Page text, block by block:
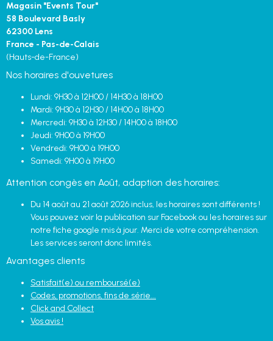
Magasin "Events Tour"
58 Boulevard Basly
62300 Lens
France - Pas-de-Calais
(Hauts-de-France)
Nos horaires d'ouvetures
Lundi: 9H30 à 12H00 / 14H30 à 18H00
Mardi: 9H30 à 12H30 / 14H00 à 18H00
Mercredi: 9H30 à 12H30 / 14H00 à 18H00
Jeudi: 9H00 à 19H00
Vendredi: 9H00 à 19H00
Samedi: 9H00 à 19H00
Attention congès en Août, adaption des horaires:
Du 14 août au 21 août 2026 inclus, les horaires sont différents !
Vous pouvez voir la publication sur Facebook ou les horaires sur
notre fiche google mis à jour. Merci de votre compréhension.
Les services seront donc limités.
Avantages clients
Satisfait(e) ou remboursé(e)
Codes, promotions, fins de série...
Click and Collect
Vos avis !